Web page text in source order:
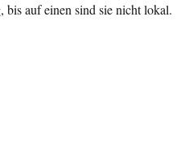
bis auf einen sind sie nicht lokal.